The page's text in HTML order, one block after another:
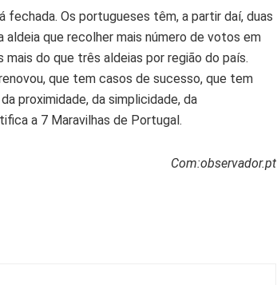
Os portugueses têm, a partir daí, duas
que recolher mais número de votos em
do que três aldeias por região do país.
que tem casos de sucesso, que tem
proximidade, da simplicidade, da
a 7 Maravilhas de Portugal.
Com:observador.pt